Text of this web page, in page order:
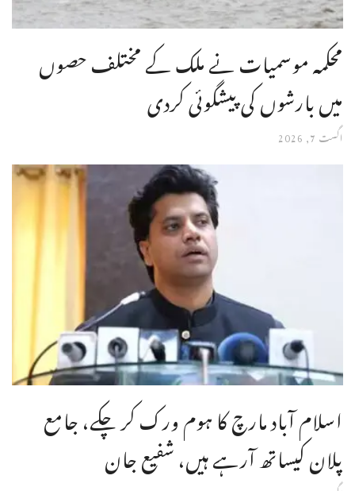
محکمہ موسمیات نے ملک کے مختلف حصوں
میں بارشوں کی پیشگوئی کردی
اگست 7, 2026
اسلام آباد مارچ کا ہوم ورک کر چکے، جامع
پلان کیساتھ آرہے ہیں، شفیع جان